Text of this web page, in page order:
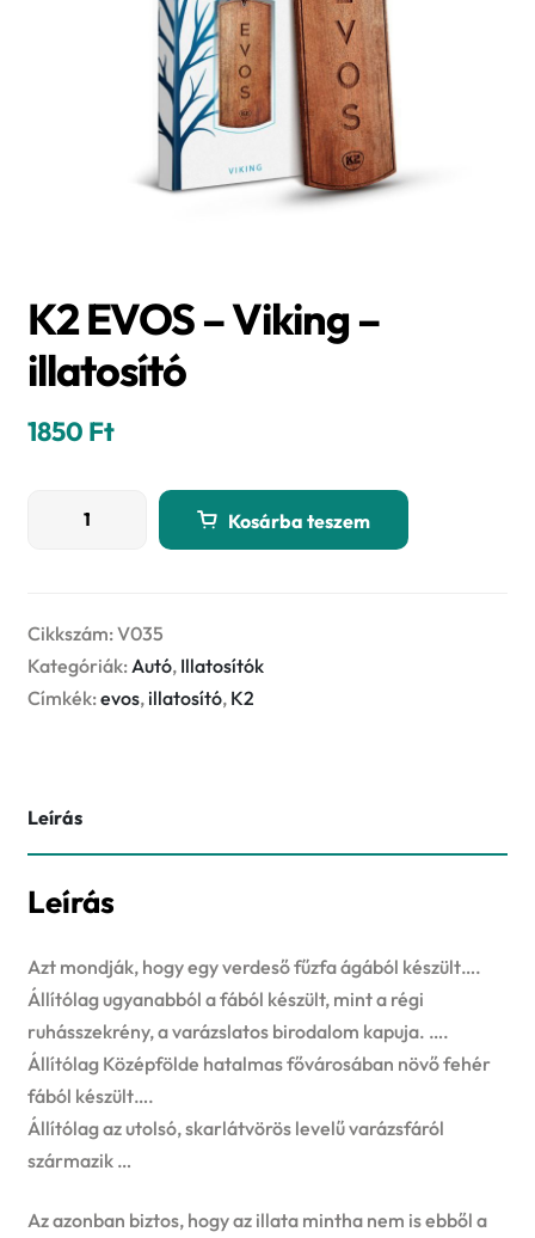
K2 EVOS – Viking –
illatosító
1850 Ft
-
illatosító
mennyiség
Kosárba teszem
Cikkszám:V035
Kategóriák: Autó, Illatosítók
Címkék:evos, illatosító, K2
Leírás
Leírás
Azt mondják, hogy egy verdeső fűzfa ágából készült….
Állítólag ugyanabból a fából készült, mint a régi
ruhásszekrény, a varázslatos birodalom kapuja. ….
Állítólag Középfölde hatalmas fővárosában növő fehér
fából készült….
Állítólag az utolsó, skarlátvörös levelű varázsfáról
származik …
Az azonban biztos, hogy az illata mintha nem is ebből a